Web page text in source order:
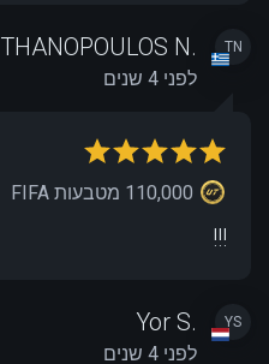
TN
THANOPOULOS N.
לפני 4 שנים
!!!
YS
Yor S.
לפני 4 שנים